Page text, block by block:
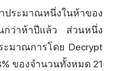
ระมาณหนึ่งในห้าของ
กว่าห้าปีแล้ว ส่วนหนึ่ง
มาณการโดย Decrypt
ของจำนวนทั้งหมด 21